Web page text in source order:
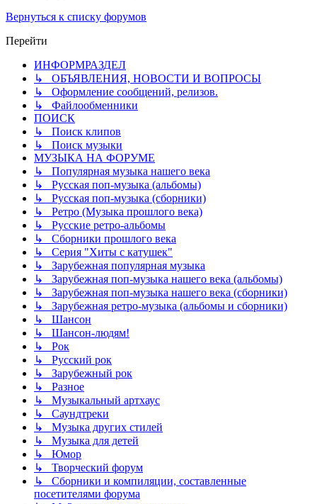
Вернуться к списку форумов
Перейти
ИНФОРМРАЗДЕЛ
↳ ОБЪЯВЛЕНИЯ, НОВОСТИ И ВОПРОСЫ
↳ Оформление сообщений, релизов.
↳ Файлообменники
ПОИСК
↳ Поиск клипов
↳ Поиск музыки
МУЗЫКА НА ФОРУМЕ
↳ Популярная музыка нашего века
↳ Русская поп-музыка (альбомы)
↳ Русская поп-музыка (сборники)
↳ Ретро (Музыка прошлого века)
↳ Русские ретро-альбомы
↳ Сборники прошлого века
↳ Серия "Хиты с катушек"
↳ Зарубежная популярная музыка
↳ Зарубежная поп-музыка нашего века (альбомы)
↳ Зарубежная поп-музыка нашего века (сборники)
↳ Зарубежная ретро-музыка (альбомы и сборники)
↳ Шансон
↳ Шансон-людям!
↳ Рок
↳ Русский рок
↳ Зарубежный рок
↳ Разное
↳ Музыкальный артхаус
↳ Саундтреки
↳ Музыка других стилей
↳ Музыка для детей
↳ Юмор
↳ Творческий форум
↳ Сборники и компиляции, составленные
посетителями форума